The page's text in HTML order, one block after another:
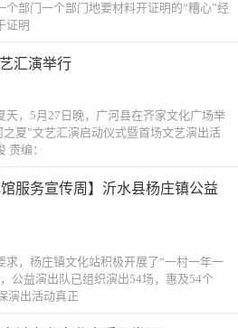
部门一个部门地要材料开证明的“糟心”经
证明
汇演举行
天，5月27日晚，广河县在齐家文化广场举
夏”文艺汇演启动仪式暨首场文艺演出活
责编：
服务宣传周】沂水县杨庄镇公益
求，杨庄镇文化站积极开展了“一村一年一
公益演出队已组织演出54场，惠及54个
演出活动真正